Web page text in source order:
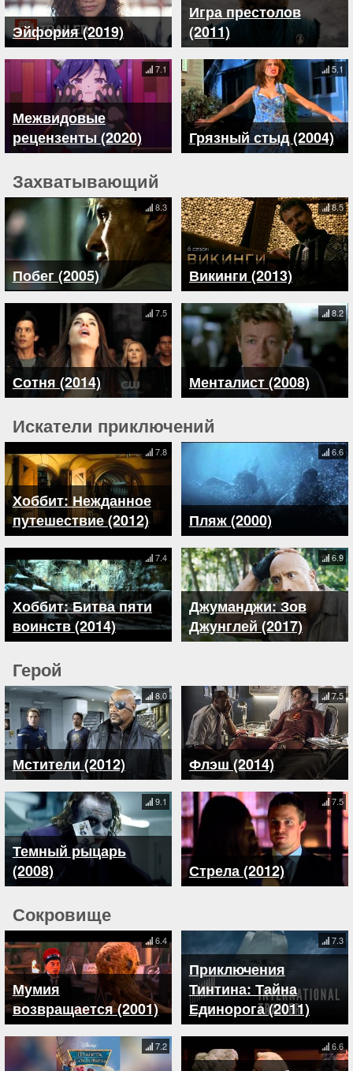
Эйфория (2019)
Игра престолов
(2011)
Межвидовые
рецензенты (2020)
7.1
Грязный стыд (2004)
5.1
Захватывающий
Побег (2005)
8.3
Викинги (2013)
8.5
Сотня (2014)
7.5
Менталист (2008)
8.2
Искатели приключений
Хоббит: Нежданное
путешествие (2012)
7.8
Пляж (2000)
6.6
Хоббит: Битва пяти
воинств (2014)
7.4
Джуманджи: Зов
Джунглей (2017)
6.9
Герой
Мстители (2012)
8.0
Флэш (2014)
7.5
Темный рыцарь
(2008)
9.1
Стрела (2012)
7.5
Сокровище
Мумия
возвращается (2001)
6.4
Приключения
Тинтина: Тайна
Единорога (2011)
7.3
7.2 6.6